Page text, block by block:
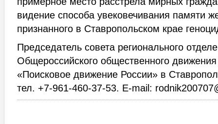
видение способа увековечивания памяти
признанного в Ставропольском крае
Председатель совета регионального
Общероссийского общественного движения
«Поисковое движение России» в
тел. +7-961-460-37-53. E-mail: